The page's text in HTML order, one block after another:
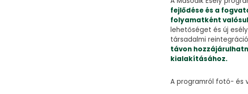
fejlődése és a
folyamatként
lehetőséget és új
társadalmi
távon
kialakításához.
A programról fotó- és